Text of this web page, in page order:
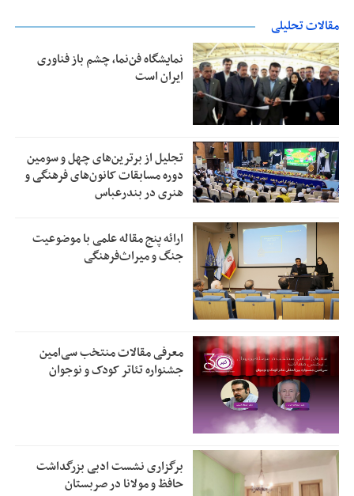
مقالات تحلیلی
نمایشگاه فن‌نما، چشم باز فناوری
ایران است
تجلیل از بر‌ترین‌های چهل و سومین
دوره مسابقات کانون‌های فرهنگی و
هنری در بندرعباس
ارائه پنج مقاله علمی با موضوعیت
جنگ و میراث‌فرهنگی
معرفی مقالات منتخب سی‌امین
جشنواره تئاتر کودک و نوجوان
برگزاری نشست ادبی بزرگداشت
حافظ و مولانا در صربستان